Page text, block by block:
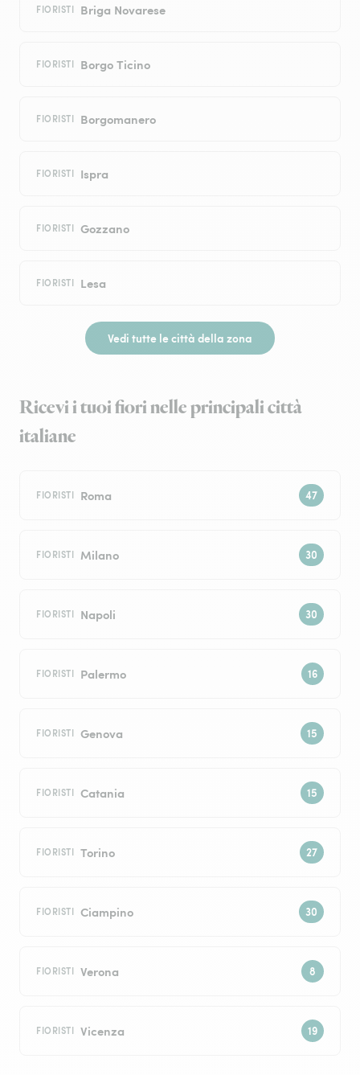
FIORISTI Briga Novarese
FIORISTI Borgo Ticino
FIORISTI Borgomanero
FIORISTI Ispra
FIORISTI Gozzano
FIORISTI Lesa
Vedi tutte le città della zona
Ricevi i tuoi fiori nelle principali città
italiane
FIORISTI Roma
FIORISTI Milano
FIORISTI Napoli
FIORISTI Palermo
FIORISTI Genova
FIORISTI Catania
FIORISTI Torino
FIORISTI Ciampino
FIORISTI Verona
FIORISTI Vicenza